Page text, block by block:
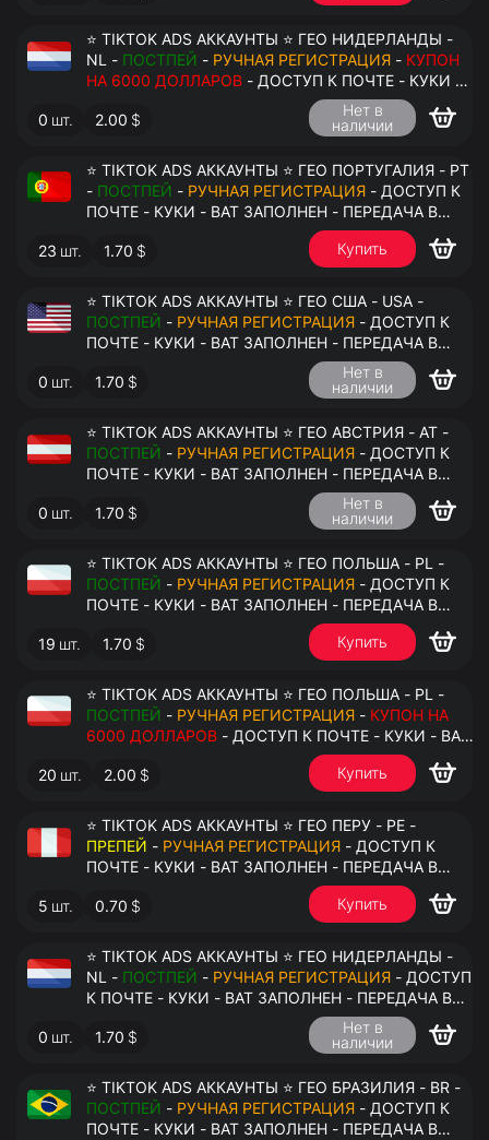
⭐ TIKTOK ADS АККАУНТЫ ⭐ ГЕО НИДЕРЛАНДЫ -
NL - ПОСТПЕЙ - РУЧНАЯ РЕГИСТРАЦИЯ - КУПОН
НА 6000 ДОЛЛАРОВ - ДОСТУП К ПОЧТЕ - КУКИ -
ВАТ ЗАПОЛНЕН - ПЕРЕДАЧА В АНТИДЕТЕКТ
0 шт. 2.00 $
Нет в
наличии
⭐ TIKTOK ADS АККАУНТЫ ⭐ ГЕО ПОРТУГАЛИЯ - PT
- ПОСТПЕЙ - РУЧНАЯ РЕГИСТРАЦИЯ
ПОЧТЕ - КУКИ - ВАТ ЗАПОЛНЕН - ПЕРЕДАЧА В
23 шт. 1.70 $ Купить
⭐ TIKTOK ADS АККАУНТЫ ⭐ ГЕО США - USA -
ПОСТПЕЙ - РУЧНАЯ РЕГИСТРАЦИЯ - ДОСТУП К
ПОЧТЕ - КУКИ - ВАТ ЗАПОЛНЕН - ПЕРЕДАЧА В
0 шт. 1.70 $
Нет в
наличии
⭐ TIKTOK ADS АККАУНТЫ ⭐ ГЕО АВСТРИЯ - AT -
ПОСТПЕЙ - РУЧНАЯ РЕГИСТРАЦИЯ - ДОСТУП К
ПОЧТЕ - КУКИ - ВАТ ЗАПОЛНЕН - ПЕРЕДАЧА В
0 шт. 1.70 $
Нет в
наличии
⭐ TIKTOK ADS АККАУНТЫ ⭐ ГЕО ПОЛЬША - PL -
ПОСТПЕЙ - РУЧНАЯ РЕГИСТРАЦИЯ - ДОСТУП К
ПОЧТЕ - КУКИ - ВАТ ЗАПОЛНЕН - ПЕРЕДАЧА В
19 шт. 1.70 $ Купить
⭐ TIKTOK ADS АККАУНТЫ ⭐ ГЕО ПОЛЬША - PL -
ПОСТПЕЙ - РУЧНАЯ РЕГИСТРАЦИЯ - КУПОН НА
6000 ДОЛЛАРОВ - ДОСТУП К ПОЧТЕ - КУКИ - ВАТ
ЗАПОЛНЕН - ПЕРЕДАЧА В АНТИДЕТЕКТ
20 шт. 2.00 $ Купить
⭐ TIKTOK ADS АККАУНТЫ ⭐ ГЕО ПЕРУ - PE -
ПРЕПЕЙ - РУЧНАЯ РЕГИСТРАЦИЯ - ДОСТУП К
ПОЧТЕ - КУКИ - ВАТ ЗАПОЛНЕН - ПЕРЕДАЧА В
5 шт. 0.70 $ Купить
⭐ TIKTOK ADS АККАУНТЫ ⭐ ГЕО НИДЕРЛАНДЫ -
NL - ПОСТПЕЙ - РУЧНАЯ РЕГИСТРАЦИЯ - ДОСТУП
К ПОЧТЕ - КУКИ - ВАТ ЗАПОЛНЕН - ПЕРЕДАЧА В
0 шт. 1.70 $
Нет в
наличии
⭐ TIKTOK ADS АККАУНТЫ ⭐ ГЕО БРАЗИЛИЯ - BR -
ПОСТПЕЙ - РУЧНАЯ РЕГИСТРАЦИЯ - ДОСТУП К
ПОЧТЕ - КУКИ - ВАТ ЗАПОЛНЕН - ПЕРЕДАЧА В